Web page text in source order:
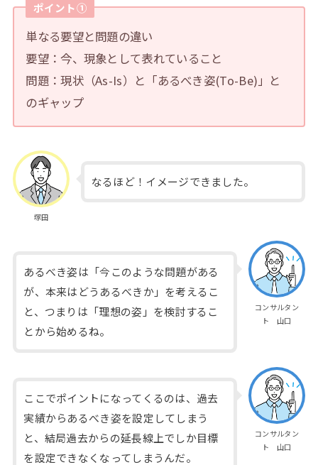
ポイント①
単なる要望と問題の違い
要望：今、現象として表れていること
問題：現状（As-Is）と「あるべき姿(To-Be)」と
のギャップ
塚田
なるほど！イメージできました。
コンサルタン
ト 山口
あるべき姿は「今このような問題がある
が、本来はどうあるべきか」を考えるこ
と、つまりは「理想の姿」を検討するこ
とから始めるね。
コンサルタン
ト 山口
ここでポイントになってくるのは、過去
実績からあるべき姿を設定してしまう
と、結局過去からの延長線上でしか目標
を設定できなくなってしまうんだ。